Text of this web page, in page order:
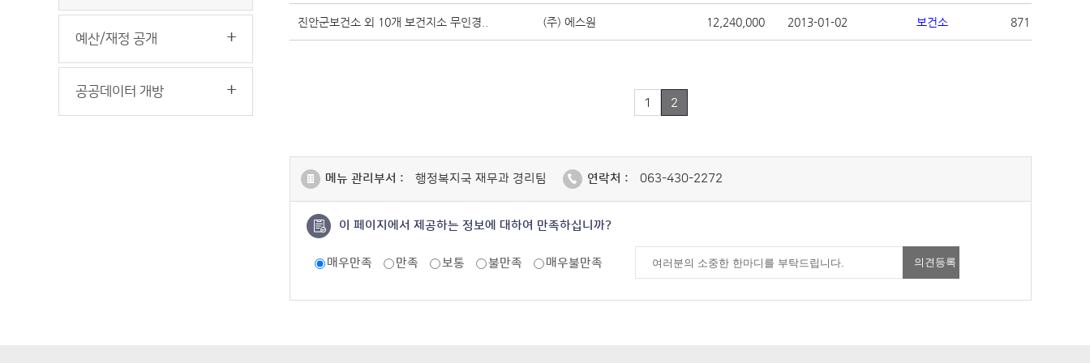
예산/재정 공개
공공데이터 개방
진안군보건소 외 10개 보건지소 무인경.. (주) 에스원 12,240,000 2013-01-02 보건소 871
1 2
메뉴 관리부서 : 행정복지국 재무과 경리팀 연락처 : 063-430-2272
이 페이지에서 제공하는 정보에 대하여 만족하십니까?
매우만족 만족 보통 불만족 매우불만족